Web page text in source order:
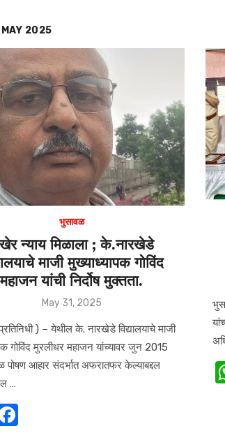
MAY 2025
भुसावळ
न्याय मिळाला ; के.नारखेडे
माजी मुख्याध्यापक गोविंद
महाजन यांची निर्दोष मुक्तता.
Posted
May 31, 2025
) – येथील के. नारखेडे विद्यालयाचे माजी
गोविंद मुरलीधर महाजन यांच्यावर जुन 2015
पोषण आहार संदर्भात अफरातफर केल्याबद्दल
…